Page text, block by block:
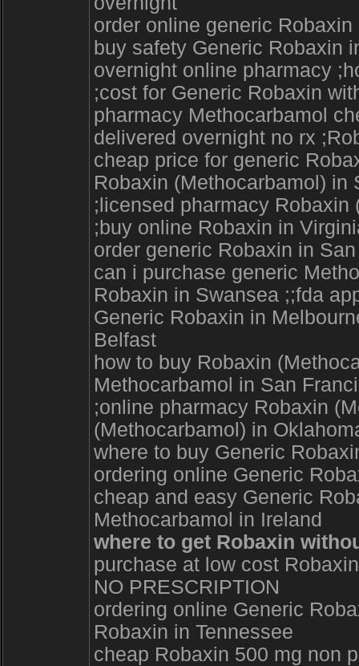
order online generic
buy safety Generic Robaxin
overnight online pharmacy
;cost for Generic Robaxin
pharmacy Methocarbamol
delivered overnight no rx
cheap price for generic
Robaxin (Methocarbamol)
;licensed pharmacy Robaxin
;buy online Robaxin in
order generic Robaxin in
can i purchase generic
Robaxin in Swansea ;;fda
Generic Robaxin in
Belfast
how to buy Robaxin
Methocarbamol in San
;online pharmacy Robaxin
(Methocarbamol) in
where to buy Generic
ordering online Generic
cheap and easy Generic
Methocarbamol in Ireland
where to get Robaxin
purchase at low cost
NO PRESCRIPTION
ordering online Generic
Robaxin in Tennessee
cheap Robaxin 500 mg non